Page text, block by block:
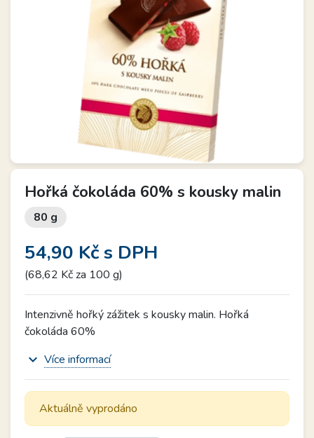
Hořká čokoláda 60% s kousky malin
80 g
54,90 Kčs DPH
(68,62 Kč za 100 g)
Intenzivně hořký zážitek s kousky malin. Hořká
čokoláda 60%
expand_more Více informací
Aktuálně vyprodáno